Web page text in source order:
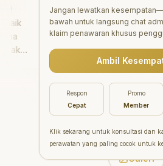
"Aesthetic
menawarkan
yang luar biasa
orang. Dokter
profesional,
meluangkan
mengedukasi
kesehatan gigi
yang baik. Klinik
daerah yang
sehingga
Galeri
Jangan lewatkan
bawah untuk langsung chat
klaim penawaran khusus
Ambil
Respon
Cepat
Promo
Member
Klik sekarang untuk konsultasi dan
perawatan yang paling cocok untuk